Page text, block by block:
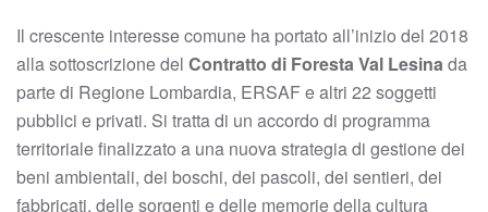
Il crescente interesse comune ha portato all’inizio del 2018
alla sottoscrizione del Contratto di Foresta Val Lesinada
parte di Regione Lombardia, ERSAF e altri 22 soggetti
pubblici e privati. Si tratta di un accordo di programma
territoriale finalizzato a una nuova strategia di gestione dei
beni ambientali, dei boschi, dei pascoli, dei sentieri, dei
fabbricati, delle sorgenti e delle memorie della cultura